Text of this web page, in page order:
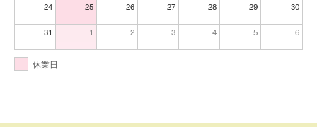
24 25 26 27 28 29 30
31 1 2 3 4 5 6
休業日